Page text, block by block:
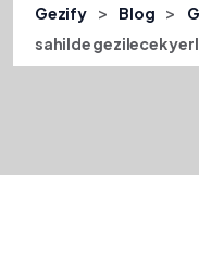
Gezify > Blog >
sahilde gezilecek